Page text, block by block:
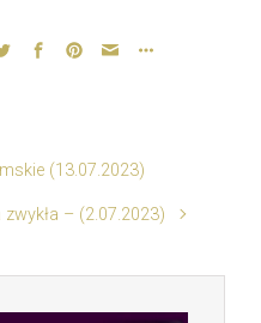
(13.07.2023)
– (2.07.2023)